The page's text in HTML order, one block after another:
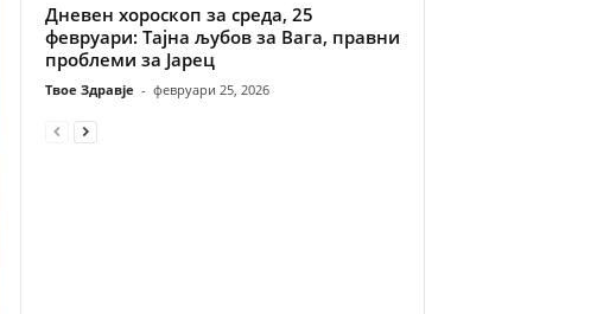
Дневен хороскоп за среда, 25
февруари: Тајна љубов за Вага, правни
проблеми за Јарец
Твое Здравје - февруари 25, 2026